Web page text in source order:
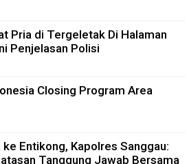
Pria di Tergeletak Di Halaman
Penjelasan Polisi
Closing Program Area
ke Entikong, Kapolres Sanggau:
Tanggung Jawab Bersama